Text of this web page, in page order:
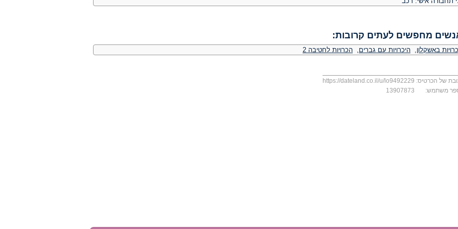
מחפשים לעתים קרובות:
באשקלון, היכרויות עם גברים, הכרויות לחטיבה 2
של הכרטיס: https://dateland.co.il/u/lo9492229
משתמש:
13907873